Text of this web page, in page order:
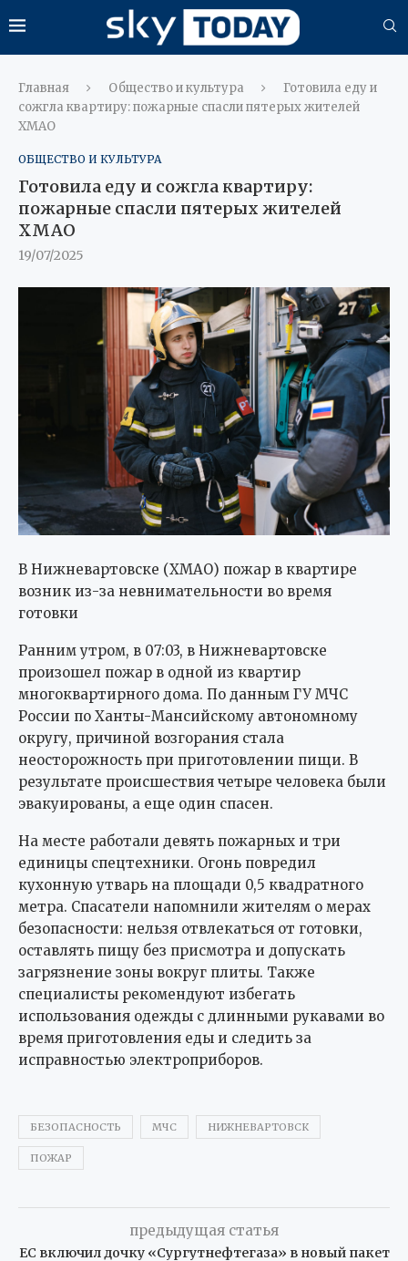
Главная Общество и культура
Готовила еду и
сожгла квартиру: пожарные спасли пятерых жителей
ХМАО
ОБЩЕСТВО И КУЛЬТУРА
Готовила еду и сожгла квартиру:
пожарные спасли пятерых жителей
ХМАО
19/07/2025
В Нижневартовске (ХМАО) пожар в квартире
возник из-за невнимательности во время
готовки
Ранним утром, в 07:03, в Нижневартовске
произошел пожар в одной из квартир
многоквартирного дома. По данным ГУ МЧС
России по Ханты-Мансийскому автономному
округу, причиной возгорания стала
неосторожность при приготовлении пищи. В
результате происшествия четыре человека были
эвакуированы, а еще один спасен.
На месте работали девять пожарных и три
единицы спецтехники. Огонь повредил
кухонную утварь на площади 0,5 квадратного
метра. Спасатели напомнили жителям о мерах
безопасности: нельзя отвлекаться от готовки,
оставлять пищу без присмотра и допускать
загрязнение зоны вокруг плиты. Также
специалисты рекомендуют избегать
использования одежды с длинными рукавами во
время приготовления еды и следить за
исправностью электроприборов.
БЕЗОПАСНОСТЬ МЧС НИЖНЕВАРТОВСК
ПОЖАР
предыдущая статья
ЕС включил дочку «Сургутнефтегаза» в новый пакет